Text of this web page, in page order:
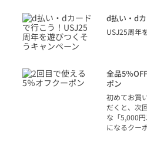
d払い・d
USJ25周年
全品5％
ポン
初めてお買
だくと、次
な「5,000円
になるクー